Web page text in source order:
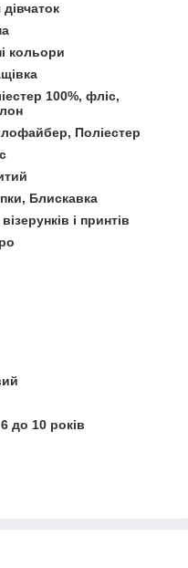
кольори
100%, фліс,
Поліестер
Блискавка
і принтів
до 10 років